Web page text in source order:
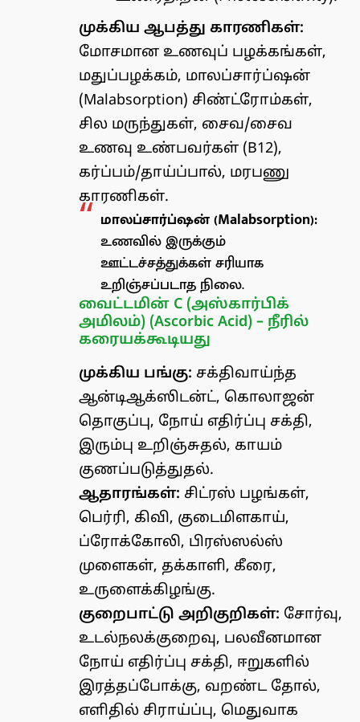
முக்கிய ஆபத்து காரணிகள்:
மோசமான உணவுப் பழக்கங்கள்,
மதுப்பழக்கம், மாலப்சார்ப்ஷன்
(Malabsorption) சிண்ட்ரோம்கள்,
சில மருந்துகள், சைவ/சைவ
உணவு உண்பவர்கள் (B12),
கர்ப்பம்/தாய்ப்பால், மரபணு
காரணிகள்.
மாலப்சார்ப்ஷன் (Malabsorption):
உணவில் இருக்கும்
ஊட்டச்சத்துக்கள் சரியாக
உறிஞ்சப்படாத நிலை.
வைட்டமின் C (அஸ்கார்பிக்
அமிலம்) (Ascorbic Acid) – நீரில்
கரையக்கூடியது
முக்கிய பங்கு: சக்திவாய்ந்த
ஆன்டிஆக்ஸிடன்ட், கொலாஜன்
தொகுப்பு, நோய் எதிர்ப்பு சக்தி,
இரும்பு உறிஞ்சுதல், காயம்
குணப்படுத்துதல்.
ஆதாரங்கள்: சிட்ரஸ் பழங்கள்,
பெர்ரி, கிவி, குடைமிளகாய்,
ப்ரோக்கோலி, பிரஸ்ஸல்ஸ்
முளைகள், தக்காளி, கீரை,
உருளைக்கிழங்கு.
குறைபாட்டு அறிகுறிகள்: சோர்வு,
உடல்நலக்குறைவு, பலவீனமான
நோய் எதிர்ப்பு சக்தி, ஈறுகளில்
இரத்தப்போக்கு, வறண்ட தோல்,
எளிதில் சிராய்ப்பு, மெதுவாக